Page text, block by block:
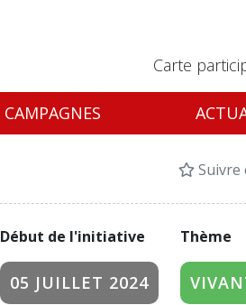
Carte
CAMPAGNES
Suivre
Début de l'initiative
05 JUILLET 2024
Thème